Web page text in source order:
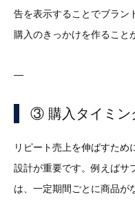
告を表示することでブラン
購入のきっかけを作ること
—
③ 購入タイミン
リピート売上を伸ばすた
設計が重要です。例えばサ
は、一定期間ごとに商品が